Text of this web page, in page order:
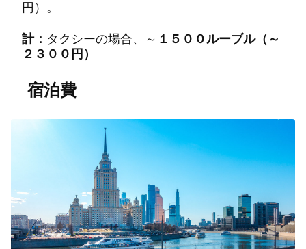
円）。
計： タクシーの場合、～ １５００ルーブル（～
２３００円）
宿泊費